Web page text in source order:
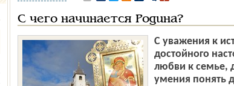
С чего начинается Родина?
С уважения к
достойного
любви к семье,
умения понять